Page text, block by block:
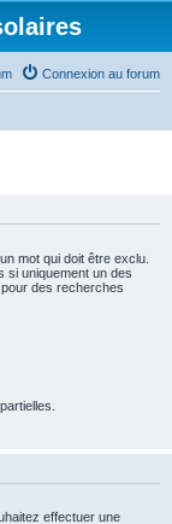
Connexion au forum
mot qui doit être exclu.
si uniquement un des
des recherches
effectuer une